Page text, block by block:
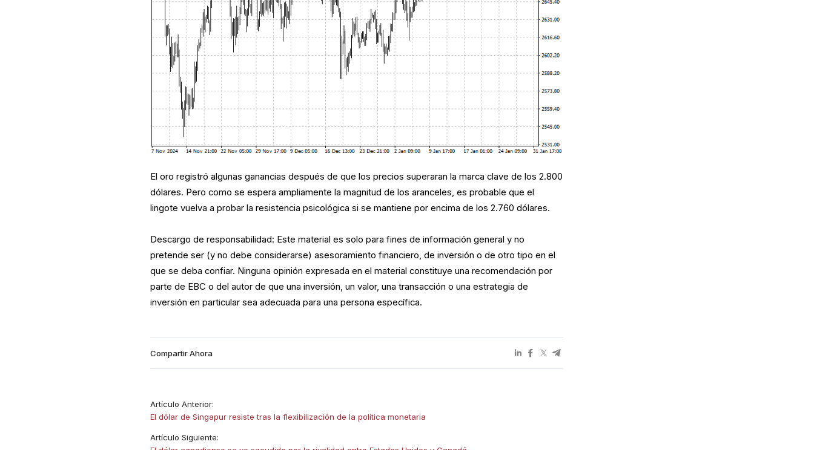
El oro registró algunas ganancias después de que los precios superaran la marca clave de los 2.800
dólares. Pero como se espera ampliamente la magnitud de los aranceles, es probable que el
lingote vuelva a probar la resistencia psicológica si se mantiene por encima de los 2.760 dólares.
Descargo de responsabilidad: Este material es solo para fines de información general y no
pretende ser (y no debe considerarse) asesoramiento financiero, de inversión o de otro tipo en el
que se deba confiar. Ninguna opinión expresada en el material constituye una recomendación por
parte de EBC o del autor de que una inversión, un valor, una transacción o una estrategia de
inversión en particular sea adecuada para una persona específica.
Compartir Ahora
Artículo Anterior:
El dólar de Singapur resiste tras la flexibilización de la política monetaria
Artículo Siguiente: